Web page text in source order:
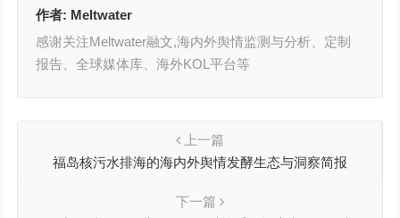
作者: Meltwater
感谢关注Meltwater融文,海内外舆情监测与分析、定制
报告、全球媒体库、海外KOL平台等
上一篇
福岛核污水排海的海内外舆情发酵生态与洞察简报
下一篇